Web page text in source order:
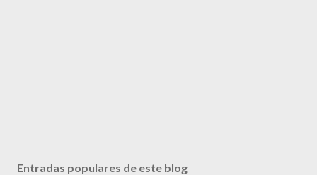
Entradas populares de este blog